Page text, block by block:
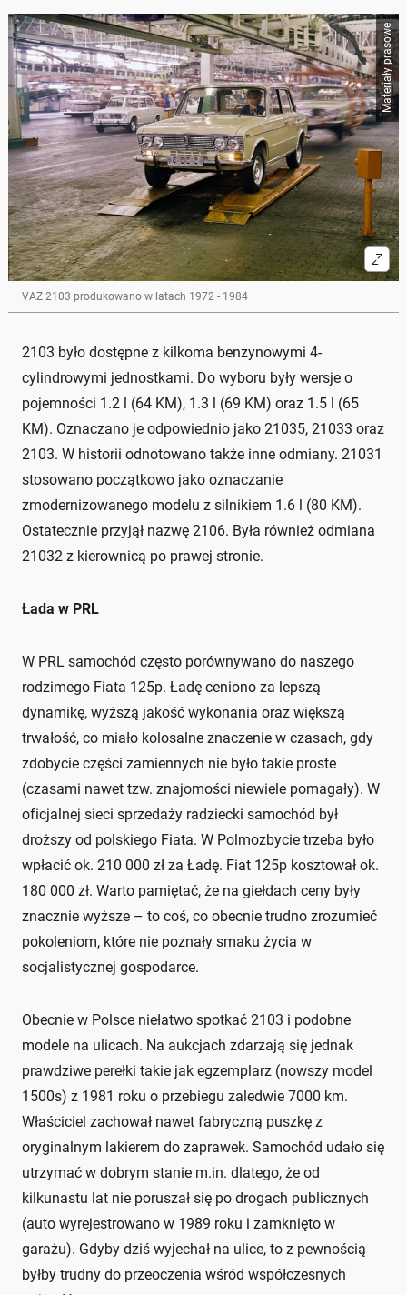
Materiały prasowe
VAZ 2103 produkowano w latach 1972 - 1984
2103 było dostępne z kilkoma benzynowymi 4-
cylindrowymi jednostkami. Do wyboru były wersje o
pojemności 1.2 l (64 KM), 1.3 l (69 KM) oraz 1.5 l (65
KM). Oznaczano je odpowiednio jako 21035, 21033 oraz
2103. W historii odnotowano także inne odmiany. 21031
stosowano początkowo jako oznaczanie
zmodernizowanego modelu z silnikiem 1.6 l (80 KM).
Ostatecznie przyjął nazwę 2106. Była również odmiana
21032 z kierownicą po prawej stronie.
Łada w PRL
W PRL samochód często porównywano do naszego
rodzimego Fiata 125p. Ładę ceniono za lepszą
dynamikę, wyższą jakość wykonania oraz większą
trwałość, co miało kolosalne znaczenie w czasach, gdy
zdobycie części zamiennych nie było takie proste
(czasami nawet tzw. znajomości niewiele pomagały). W
oficjalnej sieci sprzedaży radziecki samochód był
droższy od polskiego Fiata. W Polmozbycie trzeba było
wpłacić ok. 210 000 zł za Ładę. Fiat 125p kosztował ok.
180 000 zł. Warto pamiętać, że na giełdach ceny były
znacznie wyższe – to coś, co obecnie trudno zrozumieć
pokoleniom, które nie poznały smaku życia w
socjalistycznej gospodarce.
Obecnie w Polsce niełatwo spotkać 2103 i podobne
modele na ulicach. Na aukcjach zdarzają się jednak
prawdziwe perełki takie jak egzemplarz (nowszy model
1500s) z 1981 roku o przebiegu zaledwie 7000 km.
Właściciel zachował nawet fabryczną puszkę z
oryginalnym lakierem do zaprawek. Samochód udało się
utrzymać w dobrym stanie m.in. dlatego, że od
kilkunastu lat nie poruszał się po drogach publicznych
(auto wyrejestrowano w 1989 roku i zamknięto w
garażu). Gdyby dziś wyjechał na ulice, to z pewnością
byłby trudny do przeoczenia wśród współczesnych